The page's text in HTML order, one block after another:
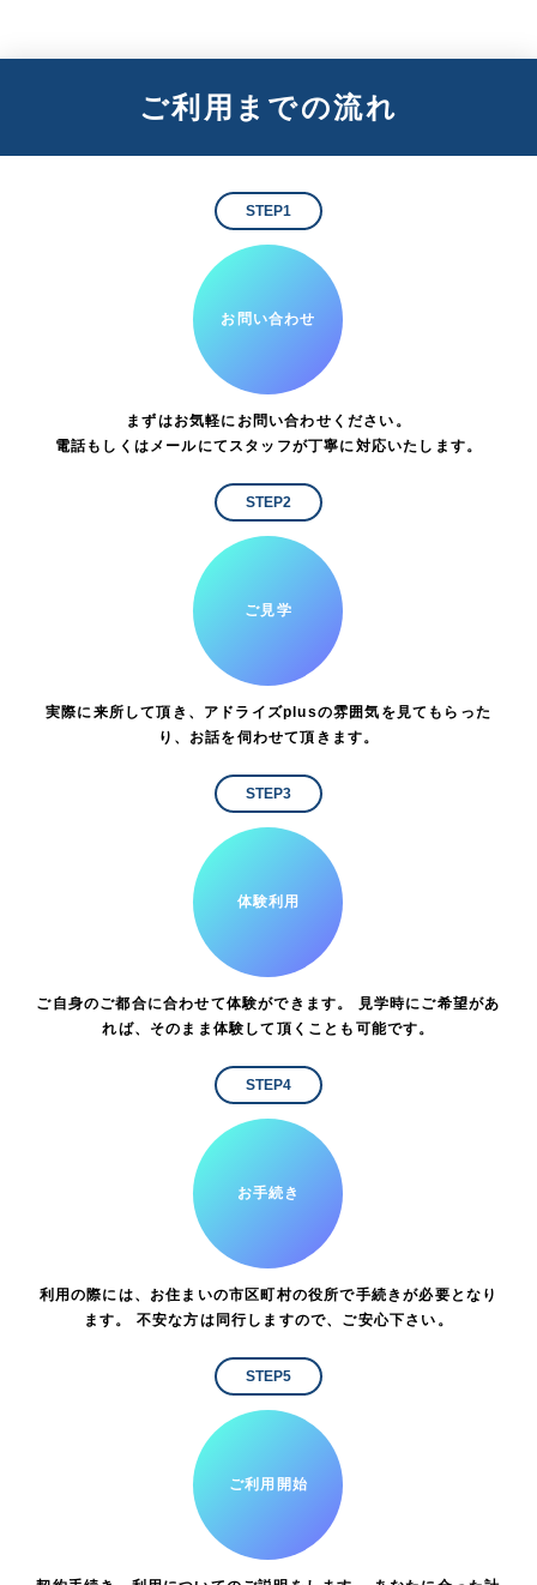
ご利用までの流れ
STEP1
お問い合わせ
まずはお気軽にお問い合わせください。
電話もしくはメールにてスタッフが丁寧に対応いたします。
STEP2
ご見学
実際に来所して頂き、アドライズplusの雰囲気を見てもらった
り、お話を伺わせて頂きます。
STEP3
体験利用
ご自身のご都合に合わせて体験ができます。 見学時にご希望があ
れば、そのまま体験して頂くことも可能です。
STEP4
お手続き
利用の際には、お住まいの市区町村の役所で手続きが必要となり
ます。 不安な方は同行しますので、ご安心下さい。
STEP5
ご利用開始